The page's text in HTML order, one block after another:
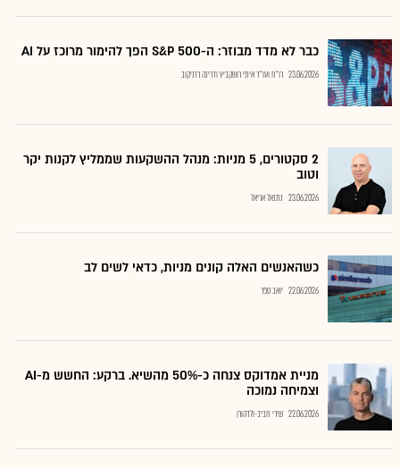
כבר לא מדד מבוזר: ה-S&P 500 הפך להימור מרוכז על AI
23.06.2026 רו"ח ועו"ד איתי רושקביץ ודרינה רזניקוב
2 סקטורים, 5 מניות: מנהל ההשקעות שממליץ לקנות יקר
וטוב
23.06.2026 נתנאל אריאל
כשהאנשים האלה קונים מניות, כדאי לשים לב
22.06.2026 יואב ספר
מניית אמדוקס צנחה כ-50% מהשיא. ברקע: החשש מ-AI
וצמיחה נמוכה
22.06.2026 שירי חביב-ולדהורן